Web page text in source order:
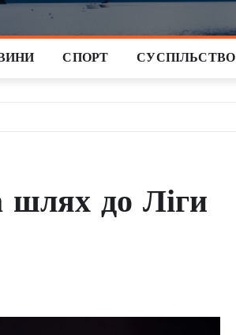
СПОРТ СУСПІЛЬСТВО
шлях до Ліги